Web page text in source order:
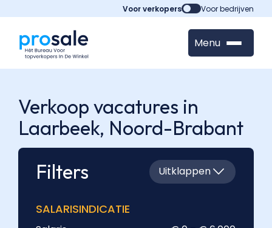
Voor verkopers Voor bedrijven
Menu
Verkoop vacatures in
Laarbeek, Noord-Brabant
Filters
Uitklappen
SALARISINDICATIE